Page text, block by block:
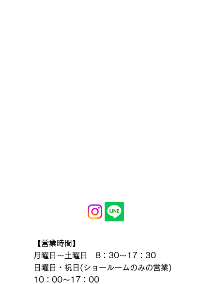
【営業時間】
月曜日～土曜日 8：30～17：30
日曜日・祝日(ショールームのみの営業)
10：00～17：00